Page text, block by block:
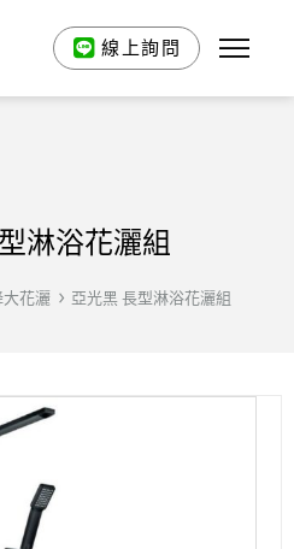
線上詢問
淋浴花灑組
大花灑 亞光黑 長型淋浴花灑組